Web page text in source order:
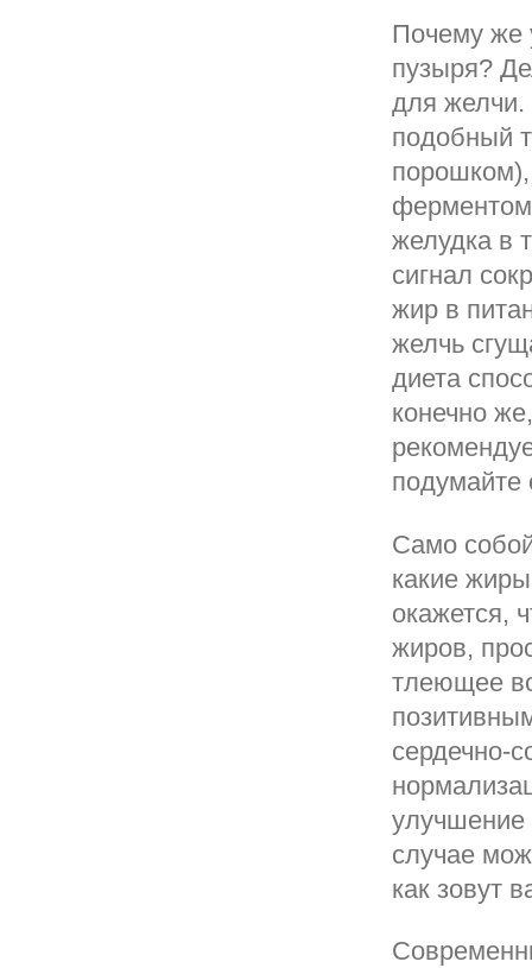
Почему же
пузыря?
для желчи.
подобный
ферментом
желудка в
сигнал
жир в
желчь
диета
конечно
Само
какие
окажется,
жиров,
тлеющее
сердечно-
улучшение
случае
как зовут